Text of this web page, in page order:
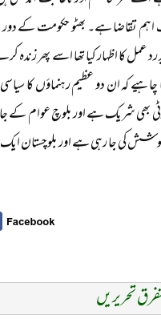
تقاضا ہے۔ بھٹو حکومت کے دور
اظہار کیا تھا اسے پھر زندہ
چاہیے کہ ان دو عظیم رہنماؤں کا
بھی شریک ہے اور بلوچ عوام کے
کی جا رہی ہے اور بلوچستان
تحریریں